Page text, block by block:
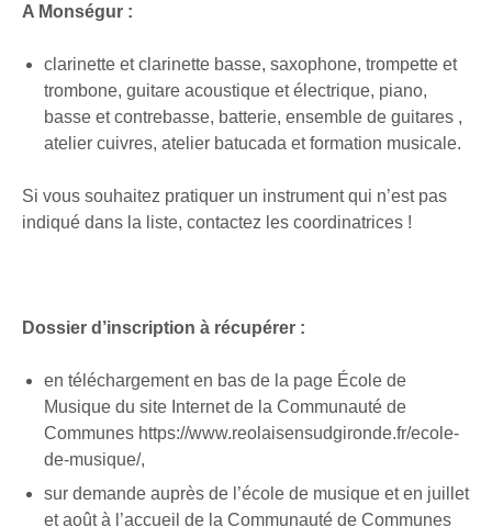
A Monségur :
clarinette et clarinette basse, saxophone, trompette et
trombone, guitare acoustique et électrique, piano,
basse et contrebasse, batterie, ensemble de guitares ,
atelier cuivres, atelier batucada et formation musicale.
Si vous souhaitez pratiquer un instrument qui n’est pas
indiqué dans la liste, contactez les coordinatrices !
Dossier d’inscription à récupérer :
en téléchargement en bas de la page École de
Musique du site Internet de la Communauté de
Communes https://www.reolaisensudgironde.fr/ecole-
de-musique/,
sur demande auprès de l’école de musique et en juillet
et août à l’accueil de la Communauté de Communes